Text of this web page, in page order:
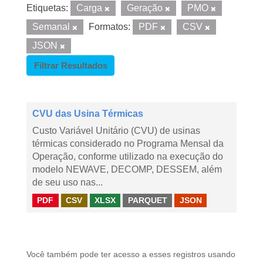
Etiquetas: Carga Geração
PMO
Semanal
Formatos: PDF
CSV
JSON
Filtrar Resultados
CVU das Usina Térmicas
Custo Variável Unitário (CVU) de usinas
térmicas considerado no Programa Mensal da
Operação, conforme utilizado na execução do
modelo NEWAVE, DECOMP, DESSEM, além
de seu uso nas...
PDF CSV XLSX PARQUET JSON
Você também pode ter acesso a esses registros usando